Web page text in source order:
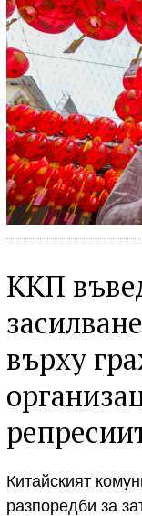
ККП
върху
Китайският
разпоредби за